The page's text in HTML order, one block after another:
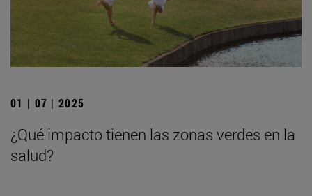
01 | 07 | 2025
¿Qué impacto tienen las zonas verdes en la
salud?